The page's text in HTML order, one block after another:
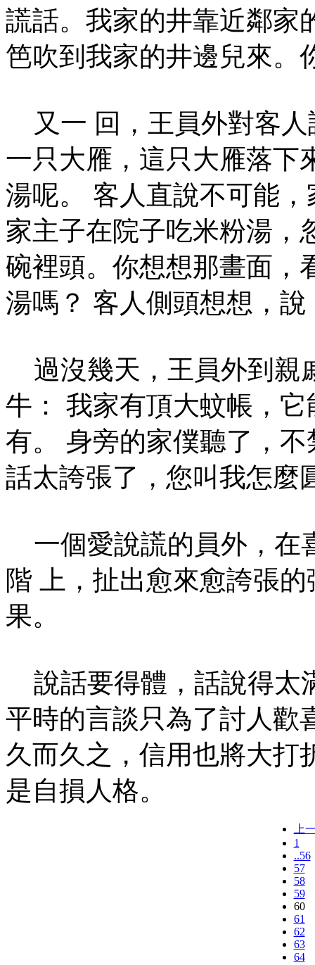
謊話。我家的井靠近鄰家
笆吹到我家的井邊兒來。
又一 回，王員外對客人
一只大雁，這只大雁落下
湯呢。 客人直說不可能
家主子在院子吃米粉湯，
碗裡頭。你想想那畫面，
湯嗎？ 客人側頭想想，
過沒幾天，王員外到親
牛： 我家有頂大蚊帳，
有。 身旁的家僕聽了，
話太誇張了，您叫我怎麼
一個愛說謊的員外，在
階 上，扯出愈來愈誇張
果。
說話要得體，話說得太
平時的言談只為了討人歡
久而久之，信用也將大打
是自損人格。
上
1
..56
57
58
59
60
61
62
63
64